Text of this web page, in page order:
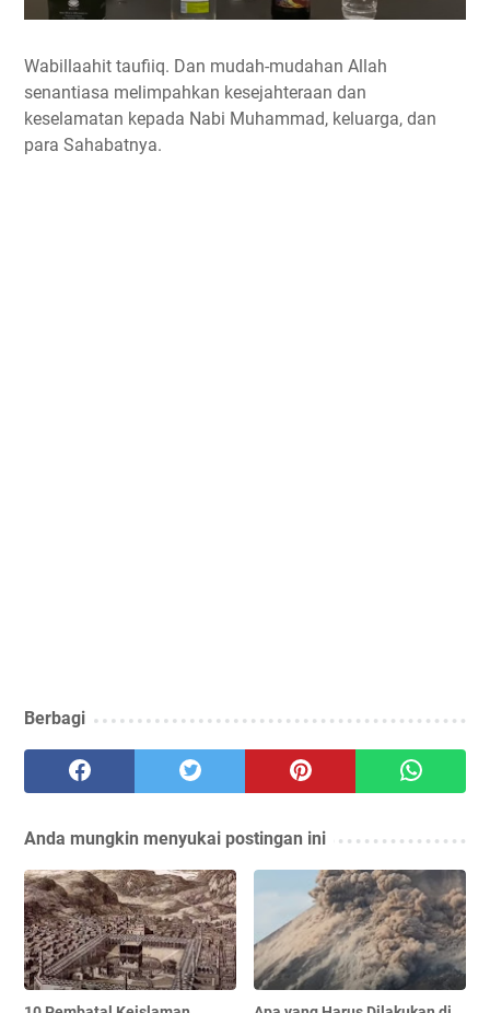
Wabillaahit taufiiq. Dan mudah-mudahan Allah
senantiasa melimpahkan kesejahteraan dan
keselamatan kepada Nabi Muhammad, keluarga, dan
para Sahabatnya.
Berbagi
Anda mungkin menyukai postingan ini